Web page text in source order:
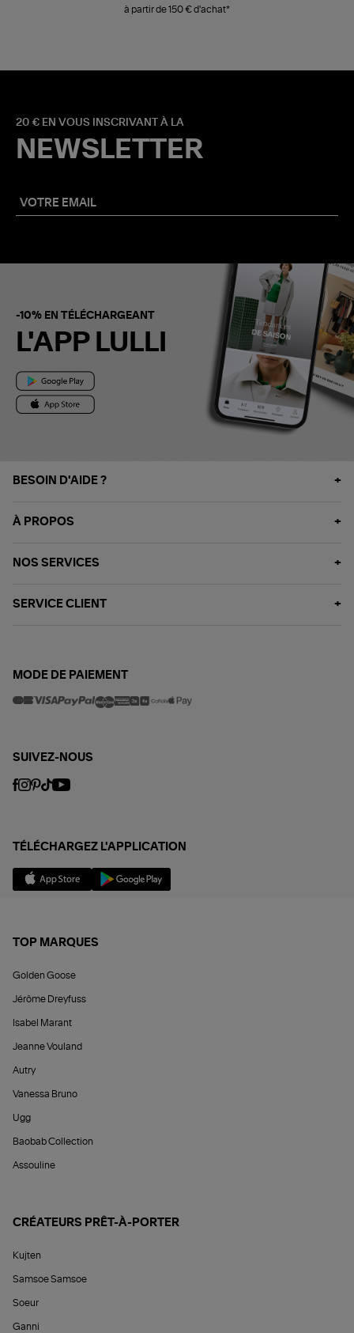
à partir de 150 € d'achat*
20 € EN VOUS INSCRIVANT À LA
NEWSLETTER
-10% EN TÉLÉCHARGEANT
L'APP LULLI
BESOIN D'AIDE ?
À PROPOS
NOS SERVICES
SERVICE CLIENT
MODE DE PAIEMENT
SUIVEZ-NOUS
TÉLÉCHARGEZ L'APPLICATION
TOP MARQUES
Golden Goose
Jérôme Dreyfuss
Isabel Marant
Jeanne Vouland
Autry
Vanessa Bruno
Ugg
Baobab Collection
Assouline
CRÉATEURS PRÊT-À-PORTER
Kujten
Samsoe Samsoe
Soeur
Ganni